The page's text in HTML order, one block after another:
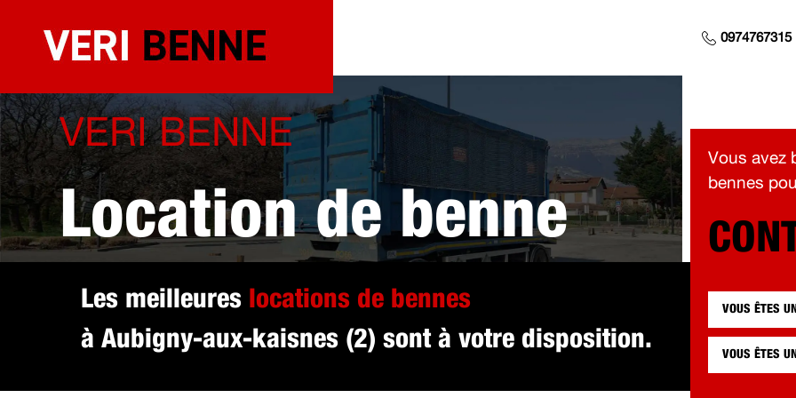
contenu
0974767315
VERI BENNE
Location de benne
sélectionné pour vous à
kaisnes (2)
Les meilleures locations de bennes
à Aubigny-aux-kaisnes (2) sont à votre disposition.
Vous avez
bennes
VOUS ÊTES UN
VOUS ÊTES UN